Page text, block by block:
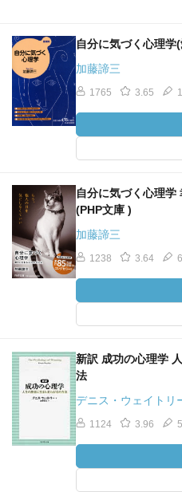
自分に気づく心理学
加藤諦三
1765 3.65
自分に気づく心理学
(PHP文庫 )
加藤諦三
1238 3.64
新訳 成功の心理学
法
デニス・ウェイトリ
1124 3.96